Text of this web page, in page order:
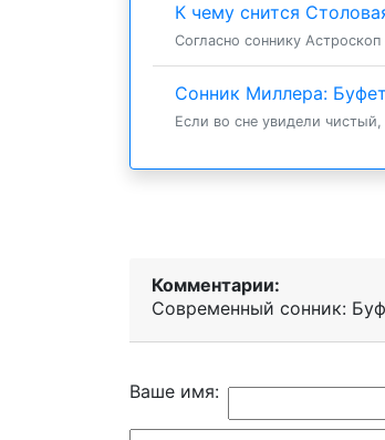
К чему снится
Согласно соннику
Сонник Миллера: Буфет
Если во сне увидели
Комментарии:
Современный сонник:
Ваше имя: